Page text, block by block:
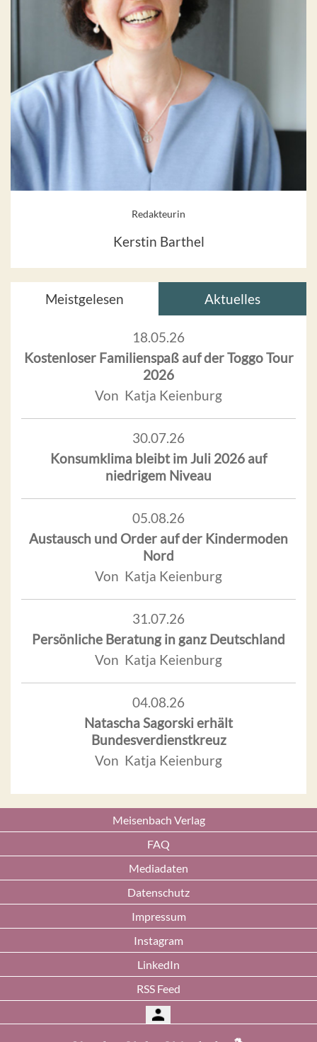
Redakteurin
Kerstin Barthel
Meistgelesen Aktuelles
18.05.26
Kostenloser Familienspaß auf der Toggo Tour
2026
Von Katja Keienburg
30.07.26
Konsumklima bleibt im Juli 2026 auf
niedrigem Niveau
05.08.26
Austausch und Order auf der Kindermoden
Nord
Von Katja Keienburg
31.07.26
Persönliche Beratung in ganz Deutschland
Von Katja Keienburg
04.08.26
Natascha Sagorski erhält
Bundesverdienstkreuz
Von Katja Keienburg
Meisenbach Verlag
FAQ
Mediadaten
Datenschutz
Impressum
Instagram
LinkedIn
RSS Feed